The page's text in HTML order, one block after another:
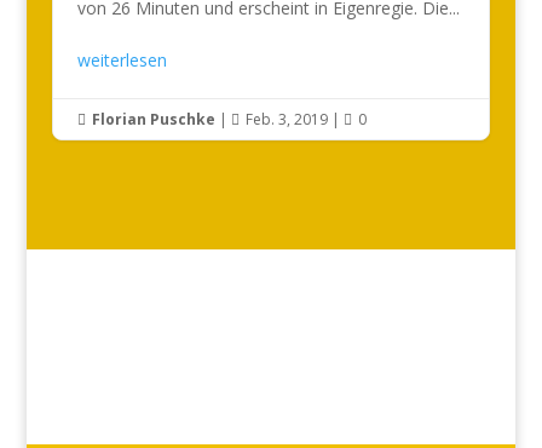
von 26 Minuten und erscheint in Eigenregie. Die...
weiterlesen
 Florian Puschke |  Feb. 3, 2019|  0